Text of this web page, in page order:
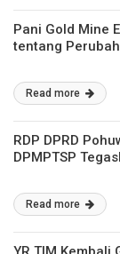
Pani Gold Mine
tentang
Read more
RDP DPRD
DPMPTSP
Read more